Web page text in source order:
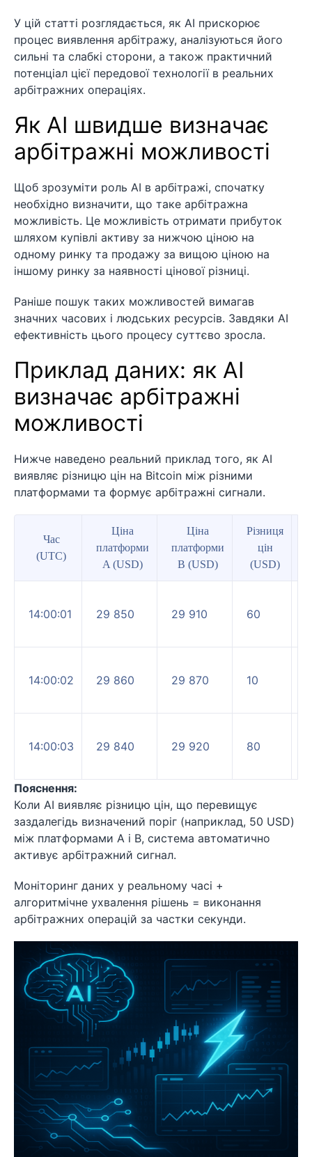
У цій статті розглядається, як AI прискорює
процес виявлення арбітражу, аналізуються його
сильні та слабкі сторони, а також практичний
потенціал цієї передової технології в реальних
арбітражних операціях.
Як AI швидше визначає
арбітражні можливості
Щоб зрозуміти роль AI в арбітражі, спочатку
необхідно визначити, що таке арбітражна
можливість. Це можливість отримати прибуток
шляхом купівлі активу за нижчою ціною на
одному ринку та продажу за вищою ціною на
іншому ринку за наявності цінової різниці.
Раніше пошук таких можливостей вимагав
значних часових і людських ресурсів. Завдяки AI
ефективність цього процесу суттєво зросла.
Приклад даних: як AI
визначає арбітражні
можливості
Нижче наведено реальний приклад того, як AI
виявляє різницю цін на Bitcoin між різними
платформами та формує арбітражні сигнали.
Час
(UTC)
Ціна
платформи
A (USD)
Ціна
платформи
B (USD)
Різниця
цін
(USD)
14:00:01 29 850 29 910 60
14:00:02 29 860 29 870 10
14:00:03 29 840 29 920 80
Пояснення:
Коли AI виявляє різницю цін, що перевищує
заздалегідь визначений поріг (наприклад, 50 USD)
між платформами A і B, система автоматично
активує арбітражний сигнал.
Моніторинг даних у реальному часі +
алгоритмічне ухвалення рішень = виконання
арбітражних операцій за частки секунди.